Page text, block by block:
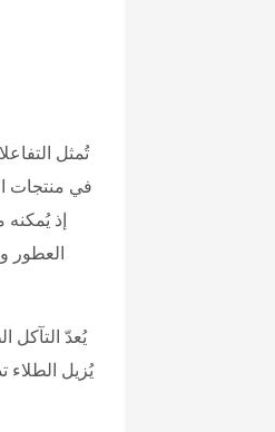
تُمثل
في منتجات
إذ
العطور
يُعدّ التآكل
يُزيل الطلاء